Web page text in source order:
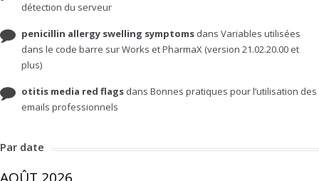
détection du serveur
penicillin allergy swelling symptoms dans Variables utilisées
dans le code barre sur Works et PharmaX (version 21.02.20.00 et
plus)
otitis media red flags dans Bonnes pratiques pour l’utilisation des
emails professionnels
Par date